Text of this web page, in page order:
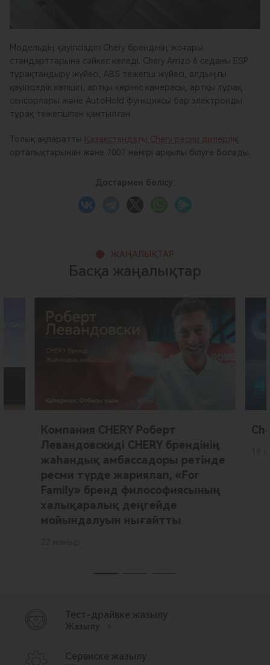
Модельдің қауіпсіздігі Chery брендінің жоғары
стандарттарына сәйкес келеді. Chery Arrizo 6 седаны ESP
тұрақтандыру жүйесі, ABS тежегіш жүйесі, алдыңғы
қауіпсіздік көпшігі, артқы көрініс камерасы, артқы тұрақ
сенсорлары және AutoHold функциясы бар электронды
тұрақ тежегішпен қамтылған.
Толық ақпаратты Қазақстандағы Chery ресми дилерлік
орталықтарынан және 7007 нөмірі арқылы білуге болады.
Достармен бөлісу:
ЖАҢАЛЫҚТАР
Басқа жаңалықтар
Компания CHERY Роберт
Левандовскиді CHERY брендінің
жаһандық амбассадоры ретінде
ресми түрде жариялап, «For
Family» бренд философиясының
халықаралық деңгейде
мойындалуын нығайтты
Тест-драйвке жазылу
Жазылу
Сервиске жазылу